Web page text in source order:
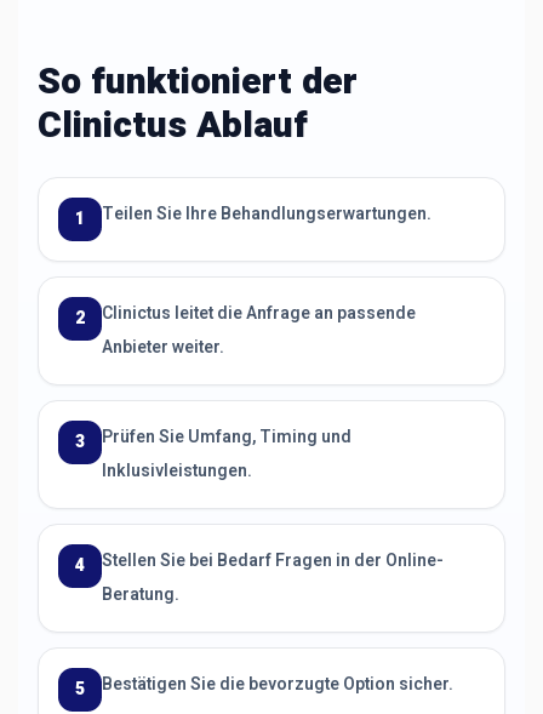
So funktioniert der
Clinictus Ablauf
1 Teilen Sie Ihre Behandlungserwartungen.
2
Clinictus leitet die Anfrage an passende
Anbieter weiter.
3
Prüfen Sie Umfang, Timing und
Inklusivleistungen.
4
Stellen Sie bei Bedarf Fragen in der Online-
Beratung.
5 Bestätigen Sie die bevorzugte Option sicher.